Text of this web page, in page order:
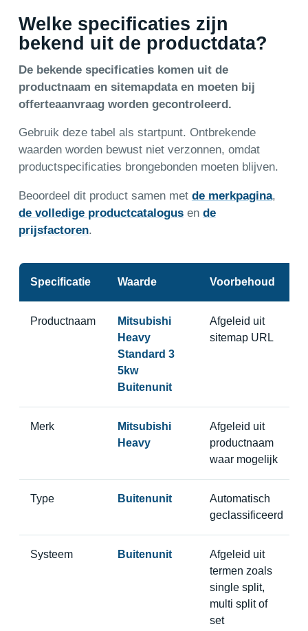
Welke specificaties zijn
bekend uit de productdata?
De bekende specificaties komen uit de
productnaam en sitemapdata en moeten bij
offerteaanvraag worden gecontroleerd.
Gebruik deze tabel als startpunt. Ontbrekende
waarden worden bewust niet verzonnen, omdat
productspecificaties brongebonden moeten blijven.
Beoordeel dit product samen met de merkpagina,
de volledige productcatalogusen de
prijsfactoren.
Specificatie Waarde Voorbehoud
Productnaam
Mitsubishi
Heavy
Standard 3
5kw
Buitenunit
Afgeleid uit
sitemap URL
Merk
Mitsubishi
Heavy
Afgeleid uit
productnaam
waar mogelijk
Type Buitenunit
Automatisch
geclassificeerd
Systeem Buitenunit
Afgeleid uit
termen zoals
single split,
multi split of
set